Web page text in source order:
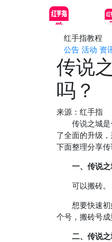
红手指教程
公告 活动 资
传说
吗？
来源：红手指
传说之城是一
了全面的升级
下面整理分享
一、传说
可以搬砖。
想要快速初始
个号，搬砖号
二、传说